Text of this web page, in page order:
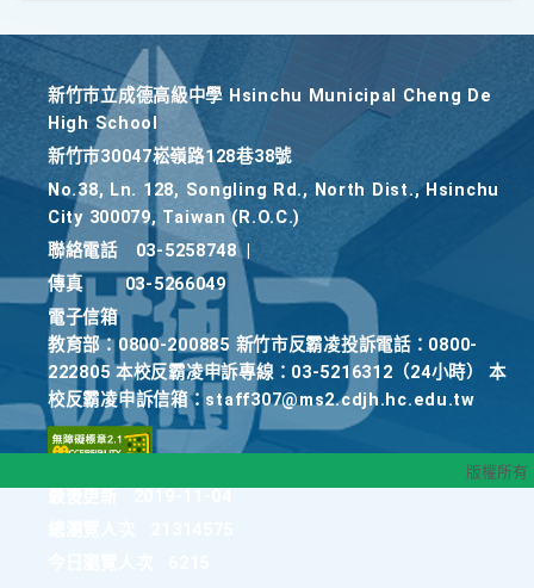
新竹巿立成德高級中學 Hsinchu Municipal Cheng De
High School
新竹巿30047崧嶺路128巷38號
No.38, Ln. 128, Songling Rd., North Dist., Hsinchu
City 300079, Taiwan (R.O.C.)
聯絡電話
03-5258748
傳真
03-5266049
電子信箱
教育部：0800-200885 新竹市反霸凌投訴電話：0800-
222805 本校反霸凌申訴專線：03-5216312（24小時） 本
校反霸凌申訴信箱：staff307@ms2.cdjh.hc.edu.tw
版權所有